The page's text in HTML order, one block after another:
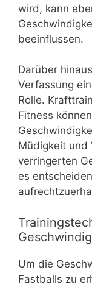
wird, kann
beeinflussen.
Darüber
Verfassung
Rolle.
Fitness
Müdigkeit und
verringerten
es
Um die
Fastballs zu